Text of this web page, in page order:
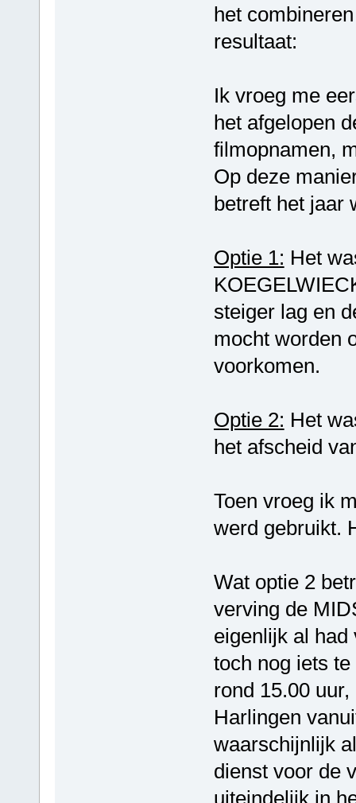
het
resultaat:
Ik vroeg me
het afgelopen
filmopnamen,
Op deze
betreft het jaar
Optie 1: Het
steiger lag en
mocht worden
voorkomen.
Optie 2: Het
het afscheid
Toen vroeg ik
werd gebruikt.
Wat optie 2
verving de
eigenlijk al had
toch nog iets
rond 15.00
Harlingen
waarschijnlijk
dienst voor de
uiteindelijk in